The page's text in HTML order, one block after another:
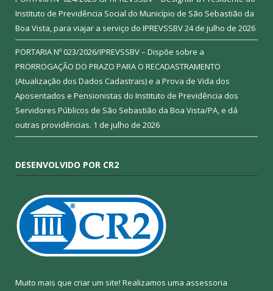
Instituto de Previdência Social do Município de São Sebastião da
Boa Vista, para viajar a serviço do IPREVSSBV24 de julho de 2026
PORTARIA Nº 023/2026/IPREVSSBV – Dispõe sobre a
PRORROGAÇÃO DO PRAZO PARA O RECADASTRAMENTO
(Atualização dos Dados Cadastrais) e a Prova de Vida dos
Aposentados e Pensionistas do Instituto de Previdência dos
Servidores Públicos de São Sebastião da Boa Vista/PA, e dá
outras providências. 1 de julho de 2026
DESENVOLVIDO POR CR2
Muito mais que criar um site! Realizamos uma assessoria